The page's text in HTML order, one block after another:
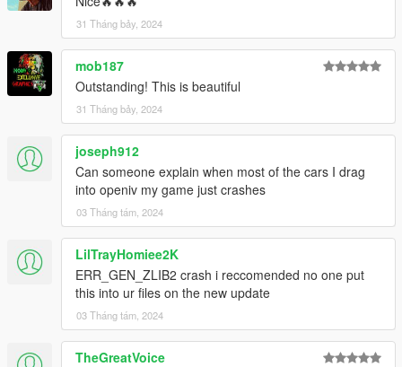
31 Tháng bảy, 2024
mob187
Outstanding! This is beautiful
31 Tháng bảy, 2024
joseph912
Can someone explain when most of the cars I drag
into openiv my game just crashes
03 Tháng tám, 2024
LilTrayHomiee2K
ERR_GEN_ZLIB2 crash i reccomended no one put
this into ur files on the new update
03 Tháng tám, 2024
TheGreatVoice